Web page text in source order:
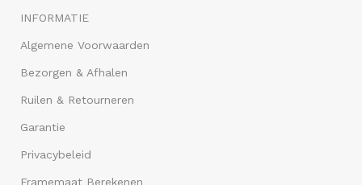
INFORMATIE
Algemene Voorwaarden
Bezorgen & Afhalen
Ruilen & Retourneren
Garantie
Privacybeleid
Framemaat Berekenen